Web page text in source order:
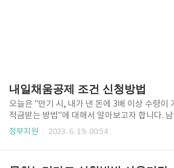
내일채움공제 조건 신청방법
오늘은 "만기 시, 내가 낸 돈에 3배 이상 수령이
적금받는 방법"에 대해서 알아보고자 합니다. 남
배 노력하여 적립할 수 있는 돈을 1/3의 노력으로
정부지원 2023. 6. 19. 00:54